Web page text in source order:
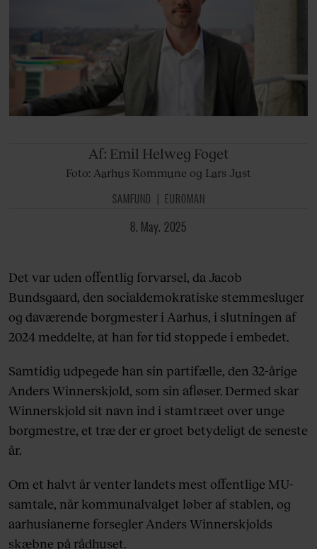
Af: Emil Helweg Foget
Foto: Aarhus Kommune og Lars Just
SAMFUND EUROMAN
8. May. 2025
Det var uden offentlig forvarsel, da Jacob
Bundsgaard, den socialdemokratiske stemmesluger
og daværende borgmester i Aarhus, i slutningen af
2024 meddelte, at han før tid stoppede i embedet.
Samtidig udpegede han sin partifælle, den 32-årige
Anders Winnerskjold, som sin afløser. Dermed skar
Winnerskjold sit navn ind i stamtræet over unge
borgmestre, et træ der er groet betydeligt de seneste
år.
Om et halvt år venter landets mest offentlige MU-
samtale, når kommunalvalget løber af stablen, og
aarhusianerne forsegler Anders Winnerskjolds
skæbne på rådhuset.